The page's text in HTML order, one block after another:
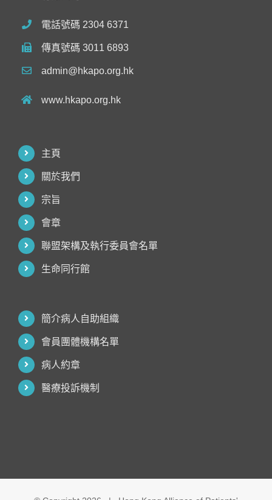
電話號碼 2304 6371
傳真號碼 3011 6893
admin@hkapo.org.hk
www.hkapo.org.hk
主頁
關於我們
宗旨
會章
聯盟架構及執行委員會名單
生命同行館
簡介病人自助組織
會員團體機構名單
病人約章
醫療投訴機制